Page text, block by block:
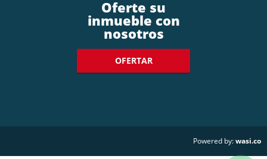
Oferte su
inmueble con
nosotros
OFERTAR
Powered by:wasi.co